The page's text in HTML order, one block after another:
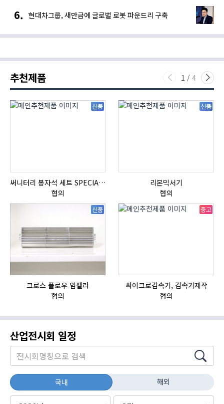
현대차그룹, 새만금에 글로벌 로봇 파운드리 구축
추천제품 1 / 4
신품
써니터리 봉자석 세트 SPECIAL , 봉자석 , 자석봉 , 호퍼용자석 , 전자석
협의
신품
리본믹서기
협의
신품
크로스 플로우 임펠라
협의
중고
싸이크로감속기, 감속기제작
협의
산업전시회 일정
국내 해외